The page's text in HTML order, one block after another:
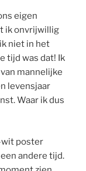
eigen
ik onvrijwillig
niet in het
tijd was dat! Ik
mannelijke
levensjaar
Waar ik dus
poster
andere tijd.